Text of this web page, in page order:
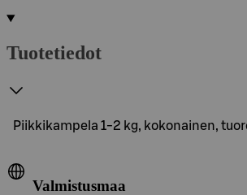
Tuotetiedot
Piikkikampela 1-2 kg, kokonainen,
Valmistusmaa